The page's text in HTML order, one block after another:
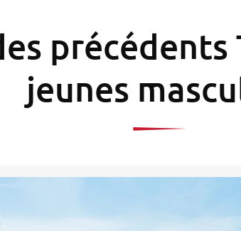
jeunes